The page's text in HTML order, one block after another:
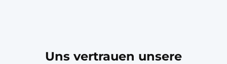
Uns vertrauen unsere